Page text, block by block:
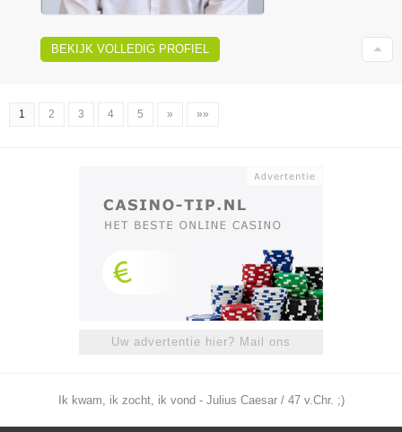
BEKIJK VOLLEDIG PROFIEL
1 2 3 4 5 » »»
Uw advertentie hier? Mail ons
Ik kwam, ik zocht, ik vond - Julius Caesar / 47 v.Chr. ;)